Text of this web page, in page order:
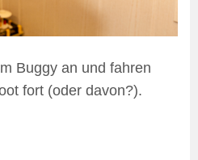
Buggy an und fahren
fort (oder davon?).